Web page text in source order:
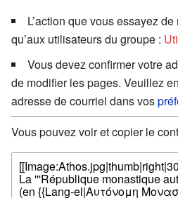
L’action que vous essayez
qu’aux utilisateurs du groupe :
Vous devez confirmer votre
de modifier les pages. Veuillez
adresse de courriel dans vos
Vous pouvez voir et copier le